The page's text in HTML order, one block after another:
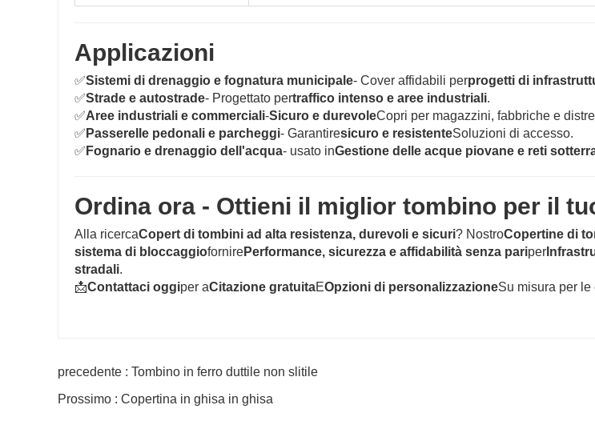
Applicazioni
✅Sistemi di drenaggio e fognatura municipale- Cover affidabili perprogetti di
✅Strade e autostrade- Progettato pertraffico intenso e aree industriali.
✅Aree industriali e commerciali-Sicuro e durevoleCopri per magazzini, fabbriche e
✅ Passerelle pedonali e parcheggi- Garantiresicuro e resistenteSoluzioni di accesso.
✅ Fognario e drenaggio dell'acqua- usato inGestione delle acque piovane e reti
Ordina ora - Ottieni il miglior tombino per il
Alla ricercaCopert di tombini ad alta resistenza, durevoli e sicuri? NostroCopertine di
sistema di bloccaggiofornirePerformance, sicurezza e affidabilità senza pariper
stradali.
📩Contattaci oggiper aCitazione gratuitaEOpzioni di personalizzazioneSu misura per
precedente : Tombino in ferro duttile non slitile
Prossimo : Copertina in ghisa in ghisa